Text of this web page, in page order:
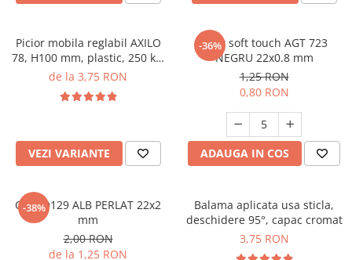
Picior mobila reglabil AXILO
78, H100 mm, plastic, 250 kg,
negru
de la 3,75 RON
VEZI VARIANTE
-36%
Cant soft touch AGT 723
NEGRU 22x0.8 mm
1,25 RON
0,80 RON
ADAUGA IN COS
-38%
Cant D129 ALB PERLAT 22x2
mm
2,00 RON
de la 1,25 RON
Balama aplicata usa sticla,
deschidere 95°, capac cromat
3,75 RON